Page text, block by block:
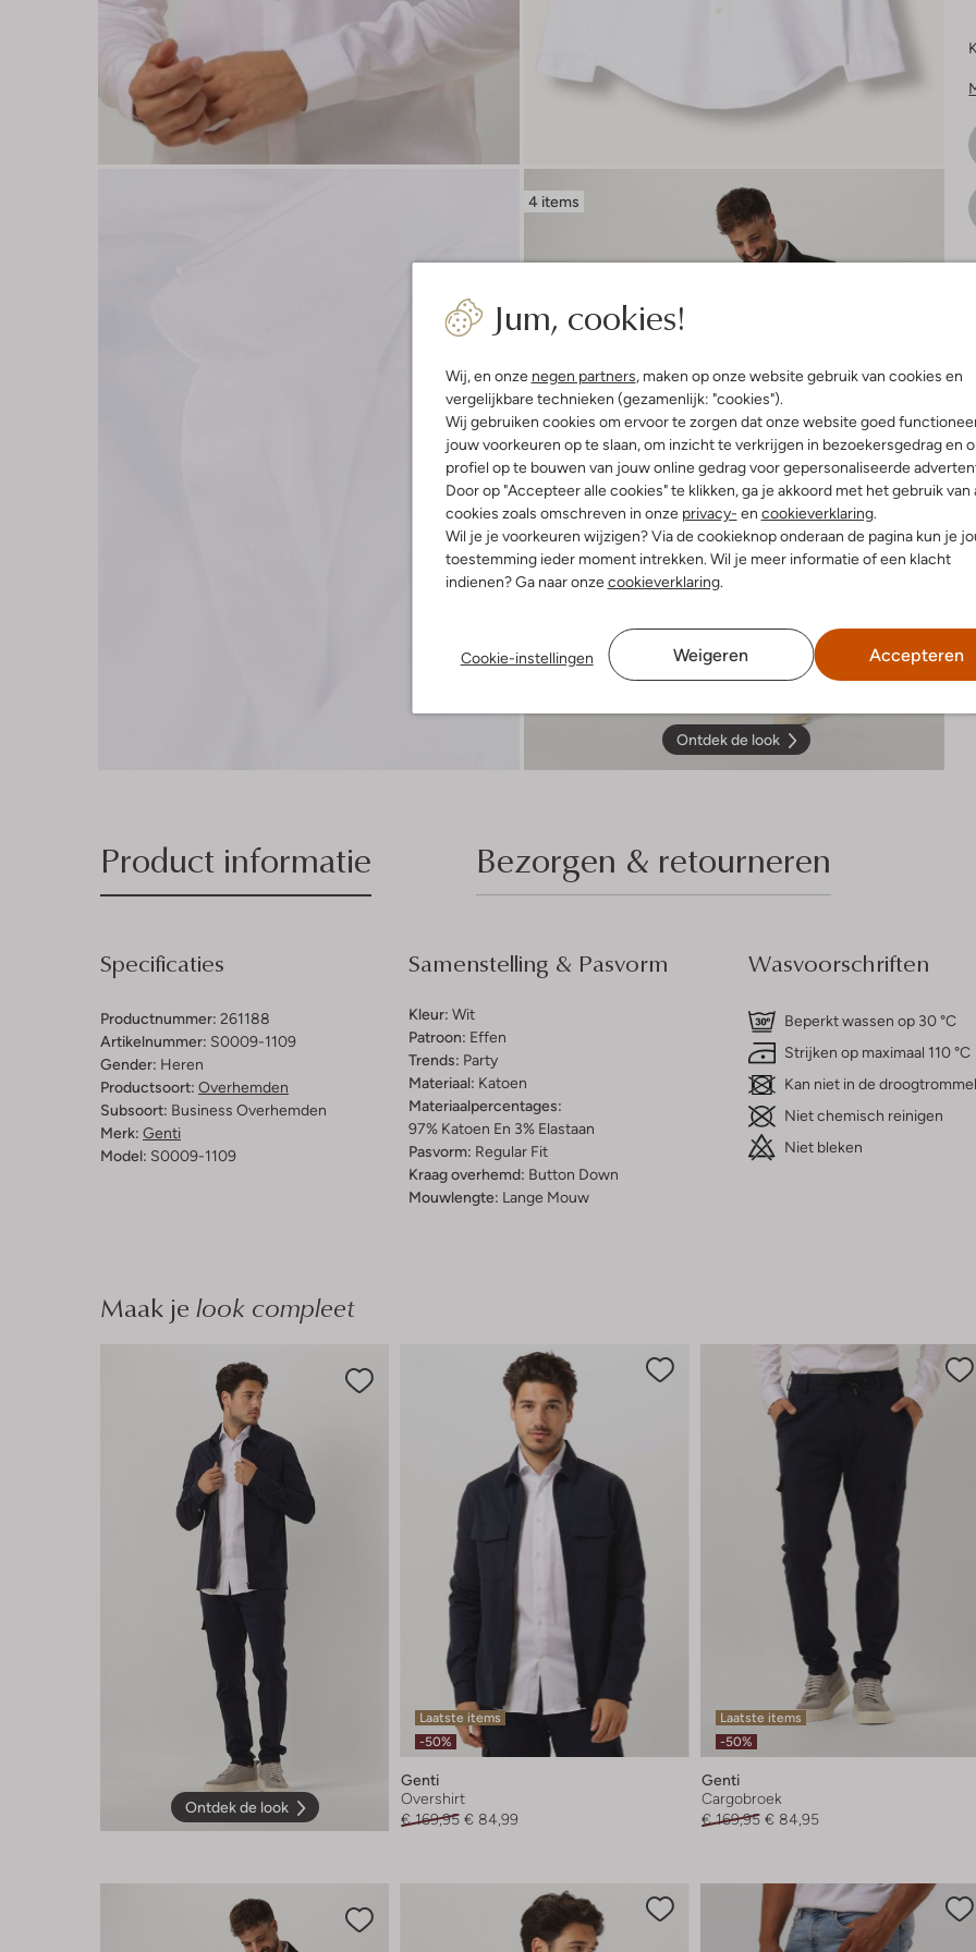
Jum, cookies!
Wij, en onze negen partners, maken op onze website gebruik van cookies en
vergelijkbare technieken (gezamenlijk: "cookies").
Wij gebruiken cookies om ervoor te zorgen dat onze website goed
jouw voorkeuren op te slaan, om inzicht te verkrijgen in bezoekersgedrag en
profiel op te bouwen van jouw online gedrag voor gepersonaliseerde
Door op "Accepteer alle cookies" te klikken, ga je akkoord met het gebruik van
cookies zoals omschreven in onze privacy- en cookieverklaring.
Wil je je voorkeuren wijzigen? Via de cookieknop onderaan de pagina kun je
toestemming ieder moment intrekken. Wil je meer informatie of een klacht
indienen? Ga naar onzecookieverklaring.
Cookie-instellingen Weigeren Accepteren
4 items
Ontdek de look
Product informatie Bezorgen & retourneren
Specificaties
Productnummer: 261188
Artikelnummer: S0009-1109
Gender: Heren
Productsoort: Overhemden
Subsoort: Business Overhemden
Merk: Genti
Model: S0009-1109
Samenstelling & Pasvorm
Kleur: Wit
Patroon: Effen
Trends: Party
Materiaal: Katoen
Materiaalpercentages:
97% Katoen En 3% Elastaan
Pasvorm: Regular Fit
Kraag overhemd: Button Down
Mouwlengte: Lange Mouw
Wasvoorschriften
Beperkt wassen op 30 °C
Strijken op maximaal 110 °C
Kan niet in de droogtrommel
Niet chemisch reinigen
Niet bleken
Maak je look compleet
Ontdek de look
Laatste items
-50%
Genti
Overshirt
€ 169,95 € 84,99
Laatste items
-50%
Genti
Cargobroek
€ 169,95 € 84,95